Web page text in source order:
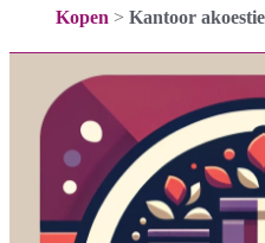
Kopen > Kantoor